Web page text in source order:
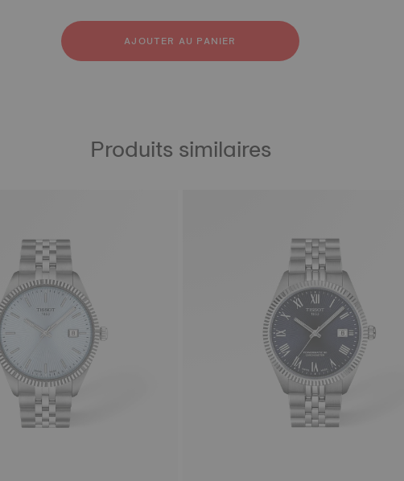
inoxydable 316L
AJOUTER AU PANIER
Produits similaires